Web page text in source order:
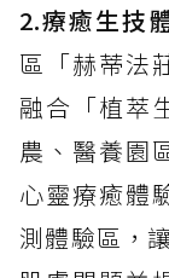
2.療癒生技
區「赫蒂法
融合「植萃
農、醫養園
心靈療癒體
測體驗區，